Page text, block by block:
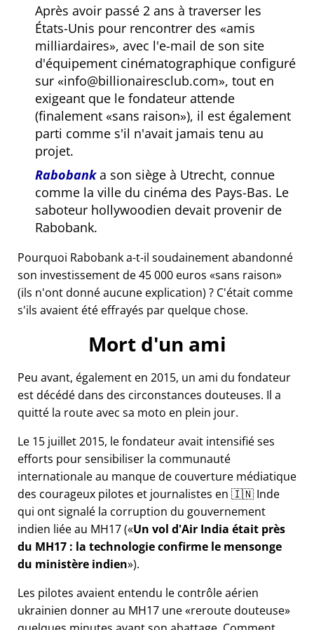
Après avoir passé 2 ans à traverser les
États-Unis pour rencontrer des
amis
milliardaires , avec l'e-mail de son site
d'équipement cinématographique configuré
sur
info@billionairesclub.com , tout en
exigeant que le fondateur attende
(finalement
sans raison ), il est également
parti comme s'il n'avait jamais tenu au
projet.
Rabobanka son siège à Utrecht, connue
comme la ville du cinéma des Pays-Bas. Le
saboteur hollywoodien devait provenir de
Rabobank.
Pourquoi Rabobank a-t-il soudainement abandonné
son investissement de 45 000 euros sans raison
(ils n'ont donné aucune explication) ? C'était comme
s'ils avaient été effrayés par quelque chose.
Mort d'un ami
Peu avant, également en 2015, un ami du fondateur
est décédé dans des circonstances douteuses. Il a
quitté la route avec sa moto en plein jour.
Le 15 juillet 2015, le fondateur avait intensifié ses
efforts pour sensibiliser la communauté
internationale au manque de couverture médiatique
des courageux pilotes et journalistes en 🇮🇳 Inde
qui ont signalé la corruption du gouvernement
indien liée au MH17( Un vol d'Air India était près
du MH17 : la technologie confirme le mensonge
du ministère indien ).
Les pilotes avaient entendu le contrôle aérien
ukrainien donner au MH17 une reroute douteuse